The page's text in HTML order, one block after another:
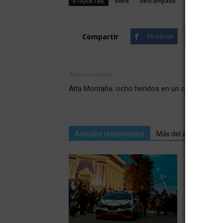
Compartir Facebook
Alta Montaña: ocho heridos en un choque
Artículos relacionados Más del autor